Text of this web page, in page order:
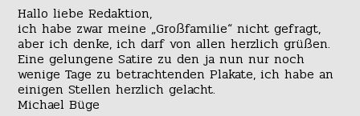
Hallo liebe Redaktion,
ich habe zwar meine „Großfamilie“ nicht gefragt,
aber ich denke, ich darf von allen herzlich grüßen.
Eine gelungene Satire zu den ja nun nur noch
wenige Tage zu betrachtenden Plakate, ich habe an
einigen Stellen herzlich gelacht.
Michael Büge